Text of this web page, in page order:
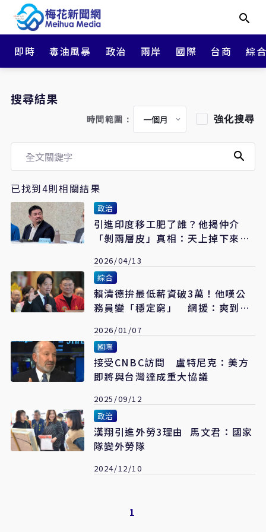
即時 毒油風暴 政治 兩岸 國際 台商 綜
搜尋結果
時間範圍： 強化搜尋
已找到4則相關結果
政治
引進印度移工肥了誰？他揭仲介
「剝兩層皮」真相：天上掉下來的
2026/04/13
綜合
賴清德拚最低薪資破3萬！他嘆公
務員變「穩定窮」 網援：爽到外
2026/01/07
國際
接受CNBC訪問 盧特尼克：美方
即將與台灣達成重大協議
2025/09/12
政治
漢翔引進外勞3理由 馬文君：國家
隊變外勞隊
2024/12/10
1